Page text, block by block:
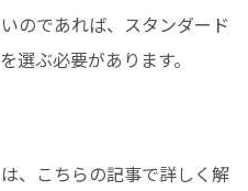
のであれば、スタンダード
選ぶ必要があります。
、こちらの記事で詳しく解